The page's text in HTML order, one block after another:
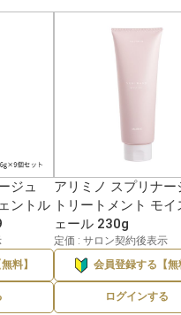
ジュ
ントル
料】
アリミノ スプリナー
トリートメント モ
ェール 230g
定価 : サロン契約後表示
会員登録する【無
ログインする